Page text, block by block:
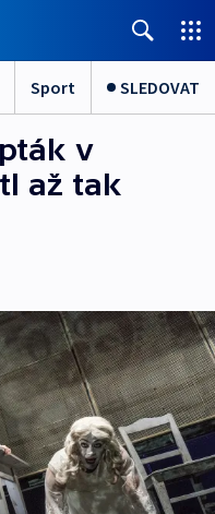
Sport SLEDOVAT
v
až tak